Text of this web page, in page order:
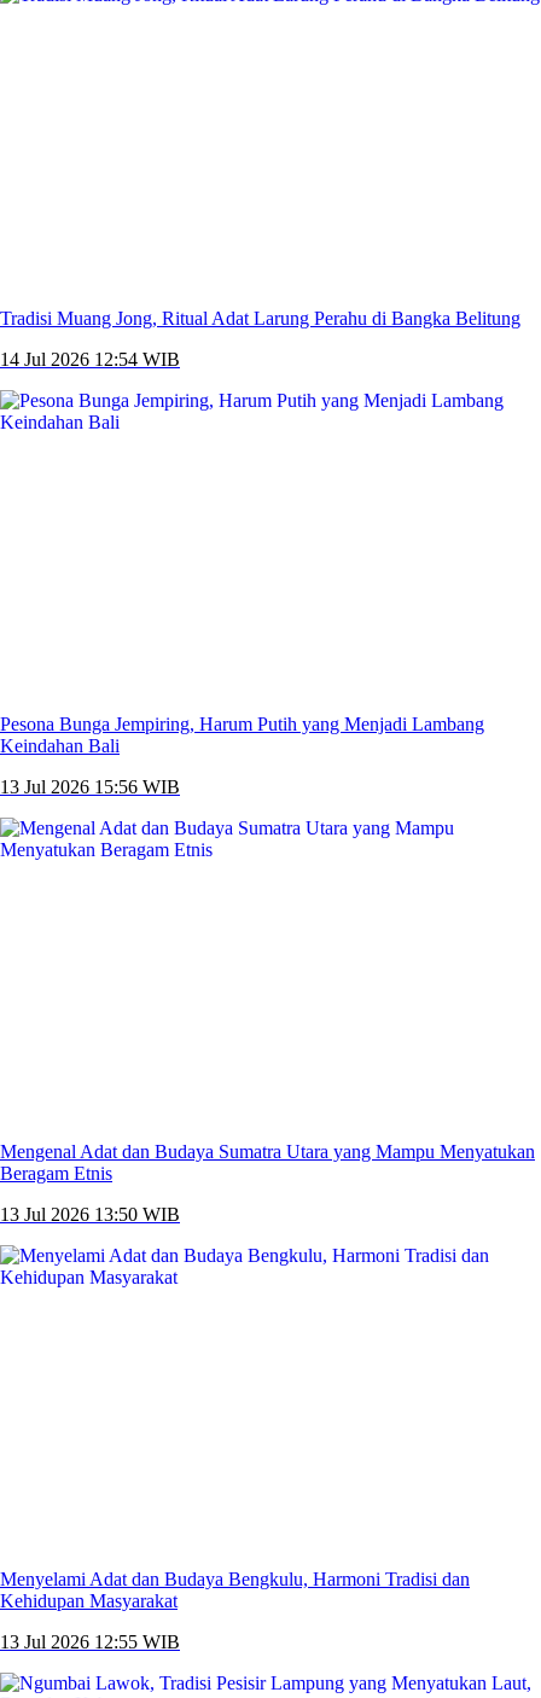
Tradisi Muang Jong, Ritual Adat Larung Perahu di Bangka Belitung
14 Jul 2026 12:54 WIB
Pesona Bunga Jempiring, Harum Putih yang Menjadi Lambang
Keindahan Bali
13 Jul 2026 15:56 WIB
Mengenal Adat dan Budaya Sumatra Utara yang Mampu Menyatukan
Beragam Etnis
13 Jul 2026 13:50 WIB
Menyelami Adat dan Budaya Bengkulu, Harmoni Tradisi dan
Kehidupan Masyarakat
13 Jul 2026 12:55 WIB